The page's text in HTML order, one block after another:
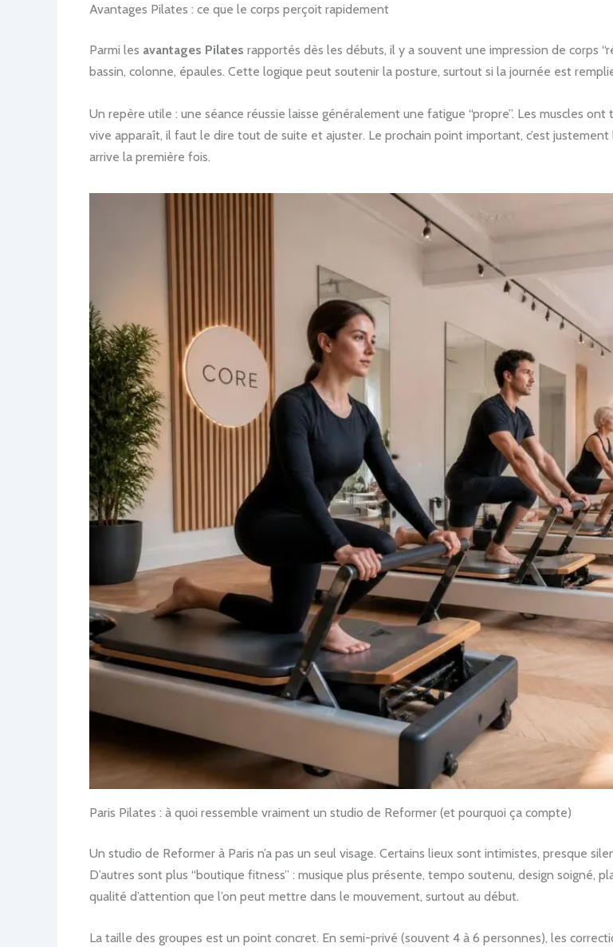
Avantages Pilates : ce que le corps perçoit rapidement
Parmi les avantages Pilates rapportés dès les débuts, il y a souvent une impression de corps
bassin, colonne, épaules. Cette logique peut soutenir la posture, surtout si la journée est
Un repère utile : une séance réussie laisse généralement une fatigue “propre”. Les muscles
vive apparaît, il faut le dire tout de suite et ajuster. Le prochain point important, c’est justement
arrive la première fois.
Paris Pilates : à quoi ressemble vraiment un studio de Reformer (et pourquoi ça compte)
Un studio de Reformer à Paris n’a pas un seul visage. Certains lieux sont intimistes, presque
D’autres sont plus “boutique fitness” : musique plus présente, tempo soutenu, design soigné,
qualité d’attention que l’on peut mettre dans le mouvement, surtout au début.
La taille des groupes est un point concret. En semi-privé (souvent 4 à 6 personnes), les